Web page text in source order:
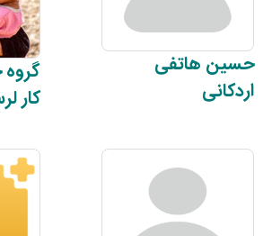
حسین هاتفی
اردکانی
گروه
کار